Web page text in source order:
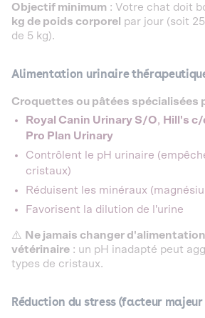
Objectif minimum : Votre chat doit
kg de poids corporel par jour (soit
de 5 kg).
Alimentation urinaire
Croquettes ou pâtées spécialisées
Royal Canin Urinary S/O, Hill's
Pro Plan Urinary
Contrôlent le pH urinaire
cristaux)
Réduisent les minéraux
Favorisent la dilution de l'urine
⚠️ Ne jamais changer
vétérinaire : un pH inadapté peut
types de cristaux.
Réduction du stress (facteur